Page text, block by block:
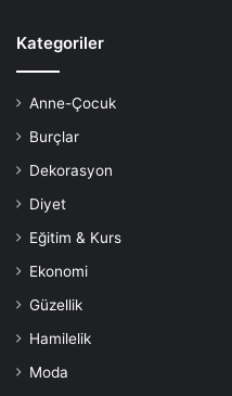
Kategoriler
Anne-Çocuk
Burçlar
Dekorasyon
Diyet
Eğitim & Kurs
Ekonomi
Güzellik
Hamilelik
Moda